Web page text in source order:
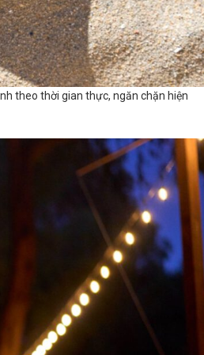
theo thời gian thực, ngăn chặn hiện